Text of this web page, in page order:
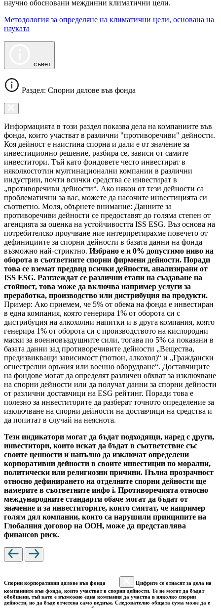
научно обосновани междинни климатични цели.
Методология за определяне на климатични цели, основана на
науката
съвет
Раздел: Спорни дялове във фонда
Информацията в този раздел показва дела на компаниите във
фонда, които участват в различни "противоречиви" дейности.
Коя дейност е наистина спорна и дали е от значение за
инвестиционно решение, разбира се, зависи от самите
инвеститори. Тъй като фондовете често инвестират в
няколкостотин мултинационални компании в различни
индустрии, почти всички средства се инвестират в
„противоречиви дейности“. Ако някои от тези дейности са
проблематични за вас, можете да насочите инвестицията си
съответно. Моля, обърнете внимание: Данните за
противоречиви дейности се предоставят до голяма степен от
агенцията за оценка на устойчивостта ISS ESG. Въз основа на
потребителско проучване ние интерпретирахме повечето от
дефинициите за спорни дейности в базата данни на фонда
възможно най-стриктно. Избрано е и 0% допустимо ниво на
оборота в съответните спорни фирмени дейности. Поради
това се вземат предвид всички дейности, анализирани от
ISS ESG. Разглеждат се различни етапи на създаване на
стойност, това може да включва например услуги за
преработка, производство или дистрибуция на продукти.
Пример: Ако приемем, че 5% от обема на фонда е инвестиран
в една компания, която генерира 1% от оборота си с
дистрибуция на алкохолни напитки и в друга компания, която
генерира 1% от оборота си с производството на кислородни
маски за военновъздушните сили, тогава по 5% са показани в
базата данни зад противоречивите дейности „Вещества,
предизвикващи зависимост (тютюн, алкохол)“ и „Граждански
огнестрелни оръжия или военно оборудване“. Доставчиците
на фондове могат да определят различен обхват за изключване
на спорни дейности или да получат данни за спорни дейности
от различни доставчици на ESG рейтинг. Поради това е
полезно за инвеститорите да разберат точното определение за
изключване на спорни дейности на доставчици на средства и
да попитат в случай на неяснота.
Тези индикатори могат да бъдат подходящи, наред с други,
инвеститори, които искат да бъдат в съответствие със
своите ценности и напълно да изключат определени
корпоративни дейности в своите инвестиции по морални,
политически или религиозни причини. Пълна прозрачност
относно дефинирането на отделните спорни дейности ще
намерите в съответните инфо i. Противоречията относно
международните стандарти обаче могат да бъдат от
значение и за инвеститорите, които смятат, че например
голям дял компании, които са нарушили принципите на
Глобалния договор на ООН, може да представлява
финансов риск.
Спорни корпоративни дялове във фонда
Цифрите се отнасят за дела на
компаниите във фонда, които участват в спорни дейности. Те не могат да бъдат
обобщени, тъй като е възможно една компания да участва в няколко спорни
дейности, но да бъде отчетена само веднъж. Следователно общата сума може да е